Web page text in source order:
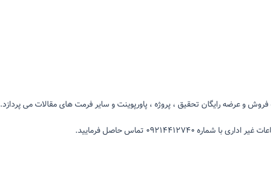
و عرضه رایگان تحقیق ، پروژه ، پاورپوینت و سایر فرمت های مقالات می پردازد.